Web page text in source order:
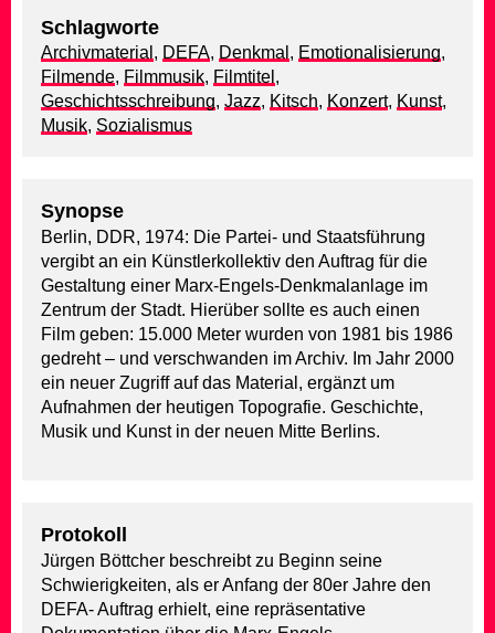
Schlagworte
Archivmaterial , DEFA, Denkmal , Emotionalisierung,
Filmende, Filmmusik, Filmtitel ,
Geschichtsschreibung, Jazz, Kitsch, Konzert, Kunst,
Musik, Sozialismus
Synopse
Berlin, DDR, 1974: Die Partei- und Staatsführung
vergibt an ein Künstlerkollektiv den Auftrag für die
Gestaltung einer Marx-Engels-Denkmalanlage im
Zentrum der Stadt. Hierüber sollte es auch einen
Film geben: 15.000 Meter wurden von 1981 bis 1986
gedreht – und verschwanden im Archiv. Im Jahr 2000
ein neuer Zugriff auf das Material, ergänzt um
Aufnahmen der heutigen Topografie. Geschichte,
Musik und Kunst in der neuen Mitte Berlins.
Protokoll
Jürgen Böttcher beschreibt zu Beginn seine
Schwierigkeiten, als er Anfang der 80er Jahre den
DEFA- Auftrag erhielt, eine repräsentative